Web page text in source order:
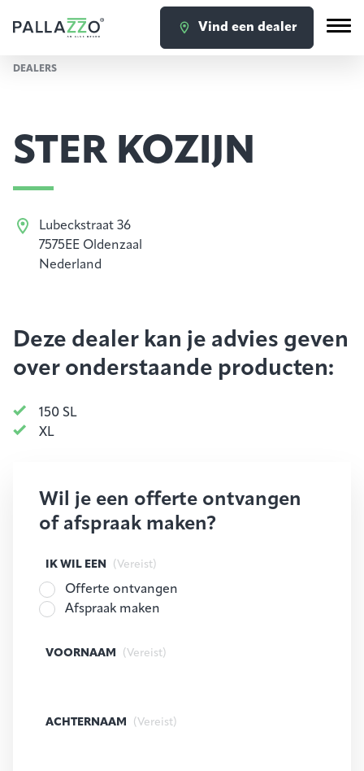
Vind een dealer
DEALERS
STER KOZIJN
Lubeckstraat 36
7575EE Oldenzaal
Nederland
Deze dealer kan je advies geven
over onderstaande producten:
150 SL
XL
Wil je een offerte ontvangen
of afspraak maken?
IK WIL EEN (Vereist)
Offerte ontvangen
Afspraak maken
VOORNAAM (Vereist)
ACHTERNAAM (Vereist)